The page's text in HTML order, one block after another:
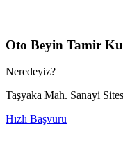
Oto Beyin Tamir
Neredeyiz?
Taşyaka Mah. Sanayi
Hızlı Başvuru